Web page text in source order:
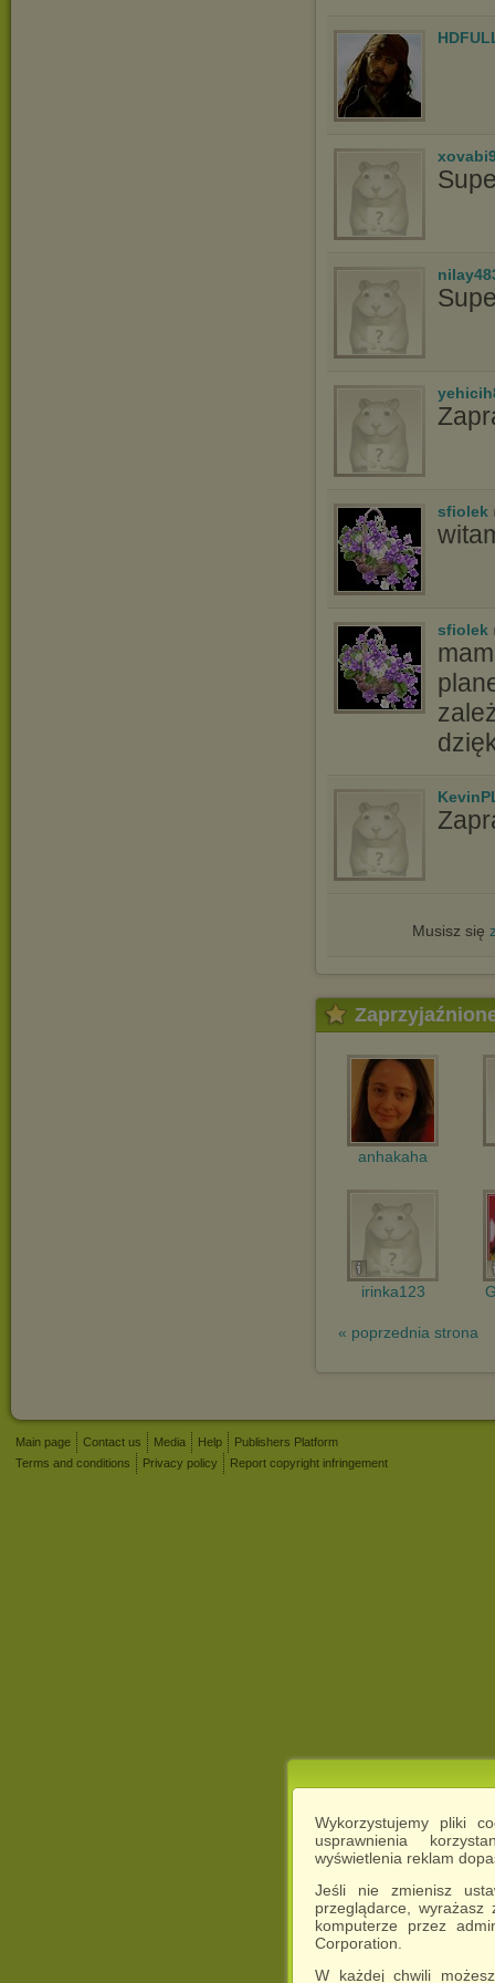
Wykorzystujemy pliki
usprawnienia
wyświetlenia reklam
Jeśli nie zmienisz
przeglądarce,
komputerze przez
Corporation.
W każdej chwili
sfiolek
sfiolek
Musisz się
anhakaha
irinka123
« poprzednia strona
Main page Contact us Media Help
Publishers Platform
Terms and conditions
Privacy policy Report copyright infringement